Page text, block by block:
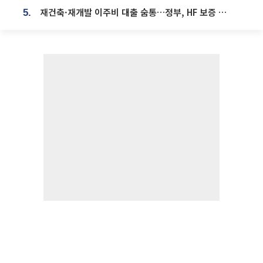
5. 재건축·재개발 이주비 대출 숨통…정부, HF 보증 신설 추진